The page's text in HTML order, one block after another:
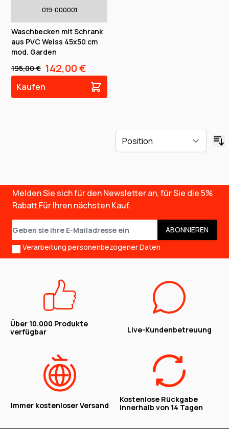
019-000001
Waschbecken mit Schrank
aus PVC Weiss 45x50 cm
mod. Garden
195,00 € 142,00 €
Kaufen
Melden Sie sich für den Newsletter an, für Sie die5%
RabattFür Ihren nächsten Kauf.
E-Mail-Adresse
ABONNIEREN
Verarbeitung personenbezogener Daten
Über 10.000 Produkte
verfügbar
Live-Kundenbetreuung
Immer kostenloser Versand
Kostenlose Rückgabe
innerhalb von 14 Tagen